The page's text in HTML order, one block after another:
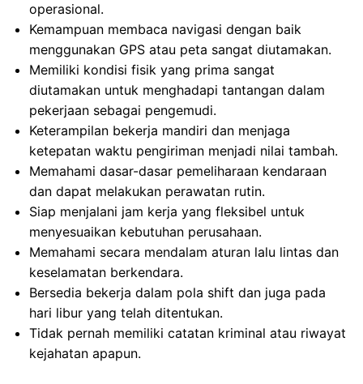
operasional.
Kemampuan membaca navigasi dengan baik
menggunakan GPS atau peta sangat diutamakan.
Memiliki kondisi fisik yang prima sangat
diutamakan untuk menghadapi tantangan dalam
pekerjaan sebagai pengemudi.
Keterampilan bekerja mandiri dan menjaga
ketepatan waktu pengiriman menjadi nilai tambah.
Memahami dasar-dasar pemeliharaan kendaraan
dan dapat melakukan perawatan rutin.
Siap menjalani jam kerja yang fleksibel untuk
menyesuaikan kebutuhan perusahaan.
Memahami secara mendalam aturan lalu lintas dan
keselamatan berkendara.
Bersedia bekerja dalam pola shift dan juga pada
hari libur yang telah ditentukan.
Tidak pernah memiliki catatan kriminal atau riwayat
kejahatan apapun.